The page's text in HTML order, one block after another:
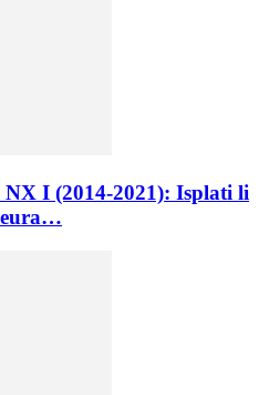
I (2014-2021): Isplati li
eura…